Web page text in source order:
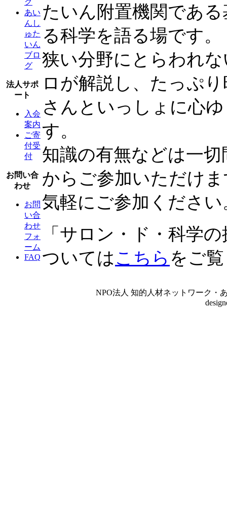
グ
あい
んし
ゅた
いん
ブロ
グ
法人サポ
ート
入会
案内
ご寄
付受
付
お問い合
わせ
お問
い合
わせ
フォ
ーム
FAQ
たいん附置機関であ
る科学を語る場です。
狭い分野にとらわれ
ロが解説し、たっぷ
さんといっしょに心
す。
知識の有無などは一
からご参加いただけ
気軽にご参加ください
「サロン・ド・科学
ついてはこちら をご
NPO法人 知的人材ネットワーク・